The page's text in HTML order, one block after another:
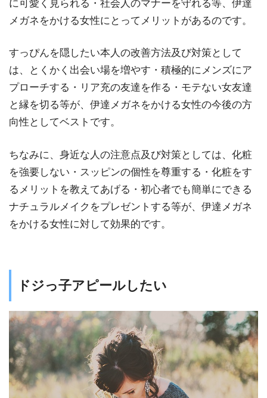
に可愛く見られる・社会人のマナーを守れる等、伊達
メガネをかける女性にとってメリットがあるのです。
すっぴんを隠したい本人の改善方法及び対策として
は、とくかく出会い場を増やす・積極的にメンズにア
プローチする・リア充の友達を作る・モテない女友達
と縁を切る等が、伊達メガネをかける女性の今後の方
向性としてベストです。
ちなみに、身近な人の注意点及び対策としては、化粧
を強要しない・スッピンの個性を尊重する・化粧をす
るメリットを教えてあげる・初心者でも簡単にできる
ナチュラルメイクをプレゼントする等が、伊達メガネ
をかける女性に対して効果的です。
ドジっ子アピールしたい